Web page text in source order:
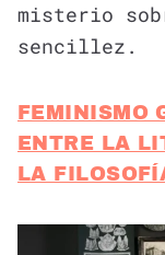
misterio
sencillez.
FEMINISMO
ENTRE LA
LA